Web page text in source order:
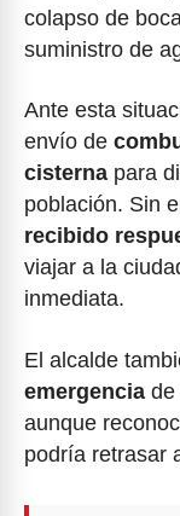
colapso de
suministro de
Ante esta
envío de
cisterna para
población. Sin
recibido
viajar a la
inmediata.
El alcalde
emergencia de
aunque
podría retrasar